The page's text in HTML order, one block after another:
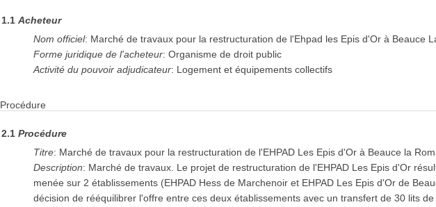
1.1Acheteur
Nom officiel: Marché de travaux pour la restructuration de l'Ehpad les Epis d'Or à Beauce
Forme juridique de l'acheteur:Organisme de droit public
Activité du pouvoir adjudicateur: Logement et équipements collectifs
Procédure
2.1Procédure
Titre: Marché de travaux pour la restructuration de l'EHPAD Les Epis d'Or à Beauce la
Description: Marché de travaux. Le projet de restructuration de l'EHPAD Les Epis d'Or
menée sur 2 établissements (EHPAD Hess de Marchenoir et EHPAD Les Epis d'Or de
décision de rééquilibrer l'offre entre ces deux établissements avec un transfert de 30 lits